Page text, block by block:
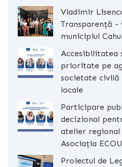
Vladimir
Transparență -
municipiul Cahul
Accesibilitatea
prioritate pe
societate
locale
Participare
decizional
atelier
Asociația
Proiectul de